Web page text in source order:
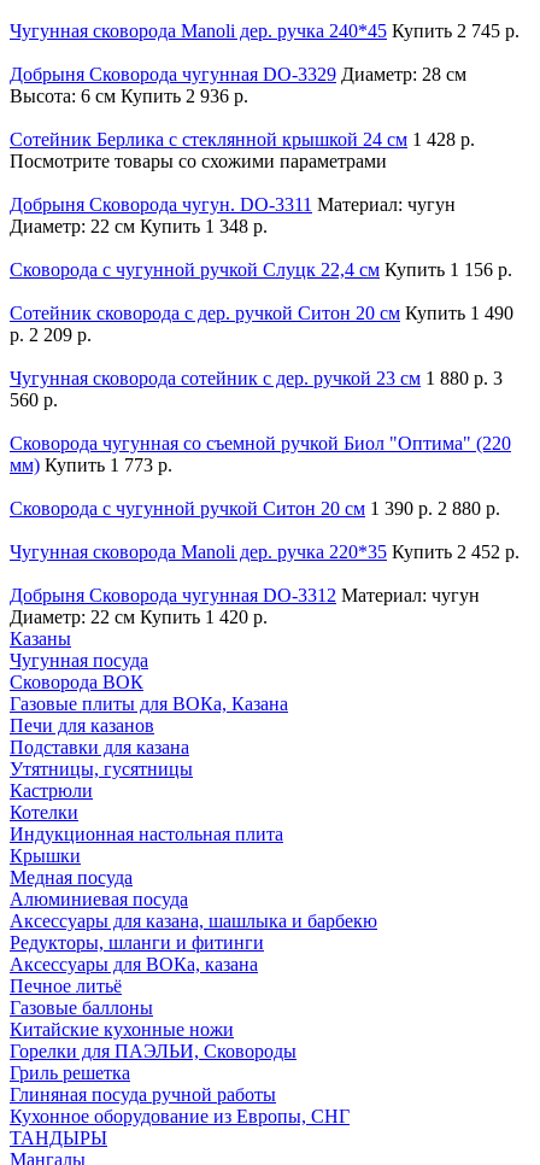
Чугунная сковорода Manoli дер. ручка 240*45 Купить 2 745 р.
Добрыня Сковорода чугунная DO-3329 Диаметр: 28 см
Высота: 6 см Купить 2 936 р.
Сотейник Берлика с стеклянной крышкой 24 см 1 428 р.
Посмотрите товары со схожими параметрами
Добрыня Сковорода чугун. DO-3311 Материал: чугун
Диаметр: 22 см Купить 1 348 р.
Сковорода с чугунной ручкой Слуцк 22,4 см Купить 1 156 р.
Сотейник сковорода с дер. ручкой Ситон 20 см Купить 1 490
р. 2 209 р.
Чугунная сковорода сотейник с дер. ручкой 23 см 1 880 р. 3
560 р.
Сковорода чугунная со съемной ручкой Биол "Оптима" (220
мм) Купить 1 773 р.
Сковорода с чугунной ручкой Ситон 20 см 1 390 р. 2 880 р.
Чугунная сковорода Manoli дер. ручка 220*35 Купить 2 452 р.
Добрыня Сковорода чугунная DO-3312 Материал: чугун
Диаметр: 22 см Купить 1 420 р.
Казаны
Чугунная посуда
Сковорода ВОК
Газовые плиты для ВОКа, Казана
Печи для казанов
Подставки для казана
Утятницы, гусятницы
Кастрюли
Котелки
Индукционная настольная плита
Крышки
Медная посуда
Алюминиевая посуда
Аксессуары для казана, шашлыка и барбекю
Редукторы, шланги и фитинги
Аксессуары для ВОКа, казана
Печное литьё
Газовые баллоны
Китайские кухонные ножи
Горелки для ПАЭЛЬИ, Сковороды
Гриль решетка
Глиняная посуда ручной работы
Кухонное оборудование из Европы, СНГ
ТАНДЫРЫ
Мангалы